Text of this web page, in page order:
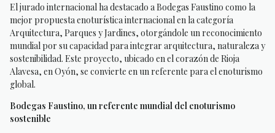
El jurado internacional ha destacado a Bodegas Faustino como la
mejor propuesta enoturística internacional en la categoría
Arquitectura, Parques y Jardines, otorgándole un reconocimiento
mundial por su capacidad para integrar arquitectura, naturaleza y
sostenibilidad. Este proyecto, ubicado en el corazón de Rioja
Alavesa, en Oyón, se convierte en un referente para el enoturismo
global.
Bodegas Faustino, un referente mundial del enoturismo
sostenible